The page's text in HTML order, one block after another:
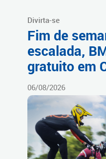
Divirta-se
Fim de
escalada,
gratuito em
06/08/2026